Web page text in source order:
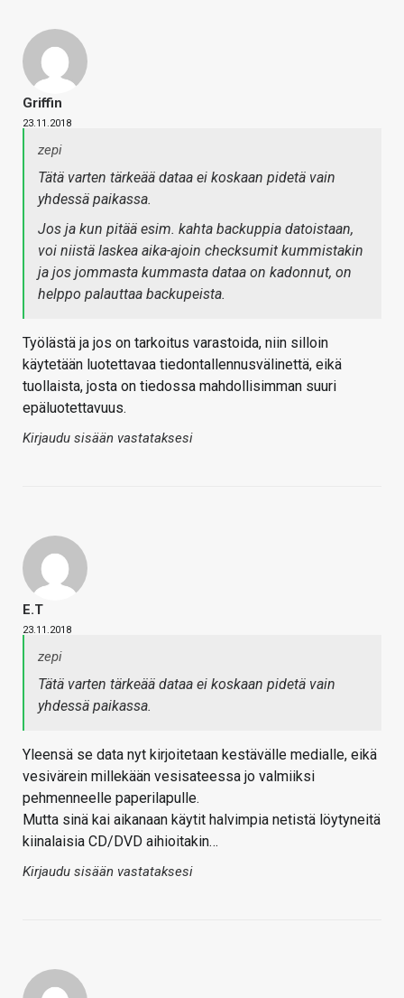
Griffin
23.11.2018
zepi
Tätä varten tärkeää dataa ei koskaan pidetä vain
yhdessä paikassa.
Jos ja kun pitää esim. kahta backuppia datoistaan,
voi niistä laskea aika-ajoin checksumit kummistakin
ja jos jommasta kummasta dataa on kadonnut, on
helppo palauttaa backupeista.
Työlästä ja jos on tarkoitus varastoida, niin silloin
käytetään luotettavaa tiedontallennusvälinettä, eikä
tuollaista, josta on tiedossa mahdollisimman suuri
epäluotettavuus.
Kirjaudu sisään vastataksesi
E.T
23.11.2018
zepi
Tätä varten tärkeää dataa ei koskaan pidetä vain
yhdessä paikassa.
Yleensä se data nyt kirjoitetaan kestävälle medialle, eikä
vesivärein millekään vesisateessa jo valmiiksi
pehmenneelle paperilapulle.
Mutta sinä kai aikanaan käytit halvimpia netistä löytyneitä
kiinalaisia CD/DVD aihioitakin…
Kirjaudu sisään vastataksesi